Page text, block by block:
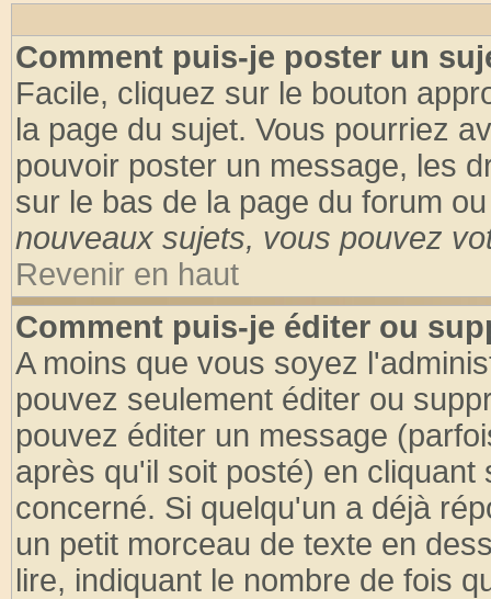
Comment puis-je poster un
Facile, cliquez sur le bouton
la page du sujet. Vous pourriez
pouvoir poster un message, les
sur le bas de la page du forum
nouveaux sujets, vous pouvez
Revenir en haut
Comment puis-je éditer ou
A moins que vous soyez
pouvez seulement éditer ou
pouvez éditer un message
après qu'il soit posté) en
concerné. Si quelqu'un a déjà
un petit morceau de texte en
lire, indiquant le nombre de fois